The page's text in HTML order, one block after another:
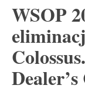
WSOP